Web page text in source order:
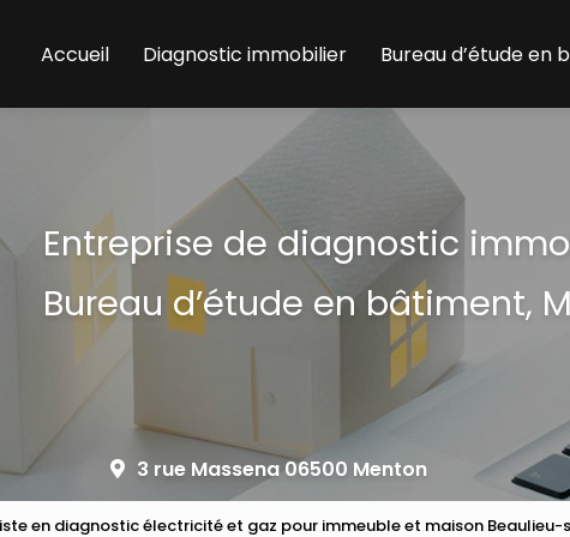
Accueil
Diagnostic immobilier Bureau d’étude en
Entreprise de diagnostic
Bureau d’étude en bâtiment,
3 rue Massena 06500 Menton
en diagnostic électricité et gaz pour immeuble et maison Beaulieu-